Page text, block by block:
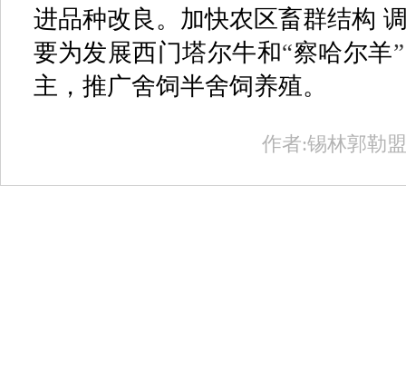
进品种改良。加快农区畜群结构
要为发展西门塔尔牛和“察哈尔羊”
主，推广舍饲半舍饲养殖。
作者:锡林郭勒